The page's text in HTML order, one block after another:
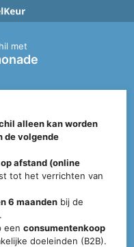
met
alleen kan worden
de volgende
afstand (online
tot het verrichten van
6 maanden bij de
eenconsumentenkoop
doeleinden (B2B).